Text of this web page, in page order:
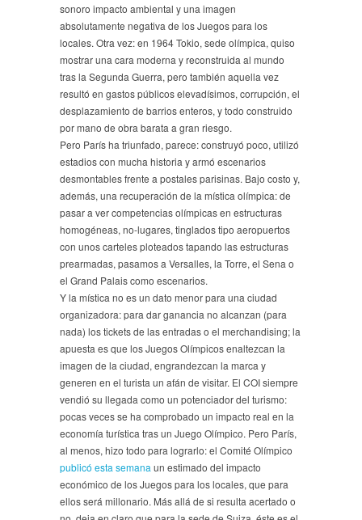
sonoro impacto ambiental y una imagen
absolutamente negativa de los Juegos para los
locales. Otra vez: en 1964 Tokio, sede olímpica, quiso
mostrar una cara moderna y reconstruida al mundo
tras la Segunda Guerra, pero también aquella vez
resultó en gastos públicos elevadísimos, corrupción, el
desplazamiento de barrios enteros, y todo construido
por mano de obra barata a gran riesgo.
Pero París ha triunfado, parece: construyó poco, utilizó
estadios con mucha historia y armó escenarios
desmontables frente a postales parisinas. Bajo costo y,
además, una recuperación de la mística olímpica: de
pasar a ver competencias olímpicas en estructuras
homogéneas, no-lugares, tinglados tipo aeropuertos
con unos carteles ploteados tapando las estructuras
prearmadas, pasamos a Versalles, la Torre, el Sena o
el Grand Palais como escenarios.
Y la mística no es un dato menor para una ciudad
organizadora: para dar ganancia no alcanzan (para
nada) los tickets de las entradas o el merchandising; la
apuesta es que los Juegos Olímpicos enaltezcan la
imagen de la ciudad, engrandezcan la marca y
generen en el turista un afán de visitar. El COI siempre
vendió su llegada como un potenciador del turismo:
pocas veces se ha comprobado un impacto real en la
economía turística tras un Juego Olímpico. Pero París,
al menos, hizo todo para lograrlo: el Comité Olímpico
publicó esta semana un estimado del impacto
económico de los Juegos para los locales, que para
ellos será millonario. Más allá de si resulta acertado o